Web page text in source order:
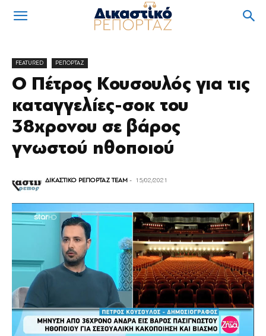
FEATURED ΡΕΠΟΡΤΑΖ
Ο Πέτρος Κουσουλός για τις
καταγγελίες-σοκ του
38χρονου σε βάρος
γνωστού ηθοποιού
ΔΙΚΑΣΤΙΚΟ ΡΕΠΟΡΤΑΖ TEAM - 15/02/2021